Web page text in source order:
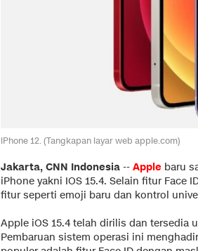
iPhone 12. (Tangkapan layar web apple.com)
Jakarta, CNN Indonesia -- Apple baru
iPhone yakni IOS 15.4. Selain fitur Face
fitur seperti emoji baru dan kontrol
Apple iOS 15.4 telah dirilis dan
Pembaruan sistem operasi ini